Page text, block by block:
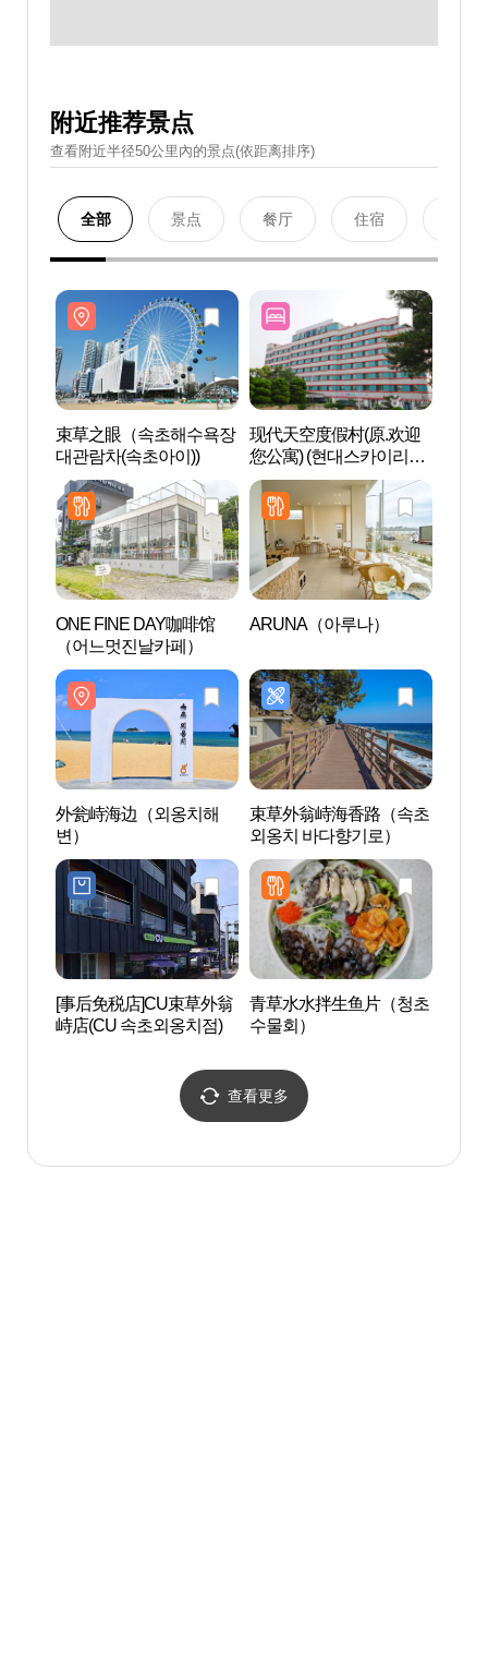
附近推荐景点
查看附近半径50公里內的景点(依距离排序)
全部 景点 餐厅 住宿
束草之眼（속초해수욕장
대관람차(속초아이))
现代天空度假村(原.欢迎
您公寓) (현대스카이리조
트)
ONE FINE DAY咖啡馆
（어느멋진날카페）
ARUNA（아루나）
外瓮峙海边（외옹치해
변）
束草外翁峙海香路（속초
외옹치 바다향기로）
[事后免税店]CU束草外翁
峙店(CU 속초외옹치점)
青草水水拌生鱼片（청초
수물회）
查看更多